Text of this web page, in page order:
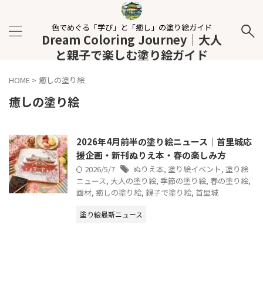
色でめぐる「学び」と「癒し」の塗り絵ガイド
Dream Coloring Journey｜大人
と親子で楽しむ塗り絵ガイド
HOME > 癒しの塗り絵
癒しの塗り絵
2026年4月前半の塗り絵ニュース｜首里城応
援企画・新刊ぬりえ本・春の楽しみ方
2026/5/7 ぬりえ本, 塗り絵イベント, 塗り絵
ニュース, 大人の塗り絵, 季節の塗り絵, 春の塗り絵,
画材, 癒しの塗り絵, 親子で塗り絵, 首里城
塗り絵最新ニュース